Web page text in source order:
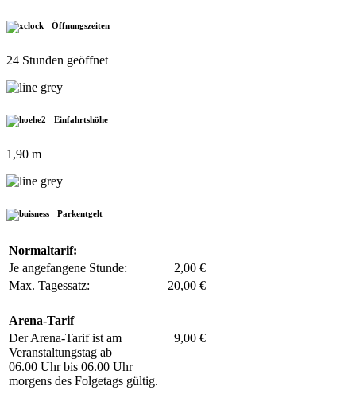
Öffnungszeiten
24 Stunden geöffnet
Einfahrtshöhe
1,90 m
Parkentgelt
Normaltarif:
Je angefangene Stunde:
2,00 €
Max. Tagessatz:
20,00 €
Arena-Tarif
Der Arena-Tarif ist am
Veranstaltungstag ab
06.00 Uhr bis 06.00 Uhr
morgens des Folgetags gültig.
9,00 €